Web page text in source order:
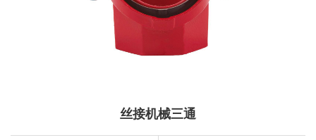
丝接机械三通